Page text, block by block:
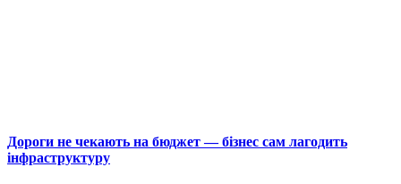
Дороги не чекають на бюджет — бізнес сам лагодить
інфраструктуру